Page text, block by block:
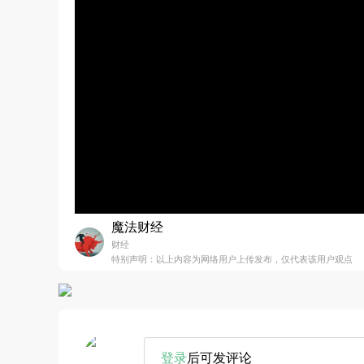
魔法财经
财经
特别声明：以上内容为网络用户上传发布，仅代表该用户观点
登录后可发评论